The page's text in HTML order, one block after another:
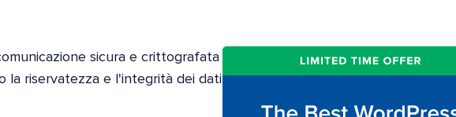
sicura e crittografata
la riservatezza e l'integrità dei dati